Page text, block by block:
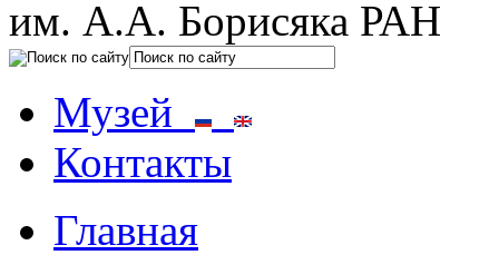
им. А.А. Борисяка РАН
Музей
Контакты
Главная